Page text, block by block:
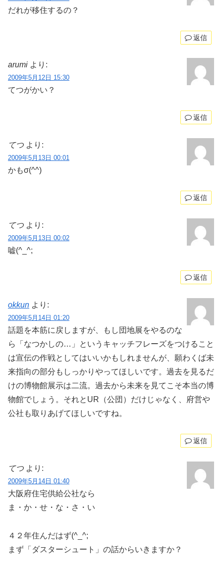
だれが移住するの？
返信
arumi より:
2009年5月12日 15:30
てつがかい？
返信
てつ より:
2009年5月13日 00:01
かもσ(^^)
返信
てつ より:
2009年5月13日 00:02
嘘(^_^;
返信
okkun より:
2009年5月14日 01:20
話題を本筋に戻しますが、もし団地展をやるのな
ら「なつかしの…」というキャッチフレーズをつけること
は宣伝の作戦としてはいいかもしれませんが、願わくば未
来指向の部分もしっかりやってほしいです。過去を見るだ
けの博物館展示は二流。過去から未来を見てこそ本当の博
物館でしょう。それとUR（公団）だけじゃなく、府営や
公社も取りあげてほしいですね。
返信
てつ より:
2009年5月14日 01:40
大阪府住宅供給公社なら
ま・か・せ・な・さ・い
４２年住んだはず(^_^;
まず「ダスターシュート」の話からいきますか？